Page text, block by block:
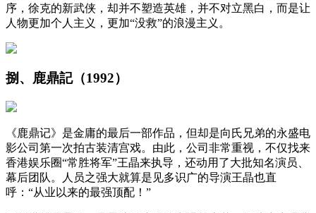
序，徐克的新武侠，却并不塑造英雄，并不对立黑白，而是让
人物更加个人主义，更加“没救”的浪漫主义。
捌、鹿鼎記（1992）
《鹿鼎记》是金庸的最后一部作品，但却是向氏兄弟的永盛电
影公司第一次拍古装清宫戏。由此，公司非常重视，不仅找来
香港娱乐圈“常胜将军”王晶来执导，还动用了大批知名演员、
幕后团队。人员之强大就算是见多识广的导演王晶也直
呼：“从业以来的最强顶配！”